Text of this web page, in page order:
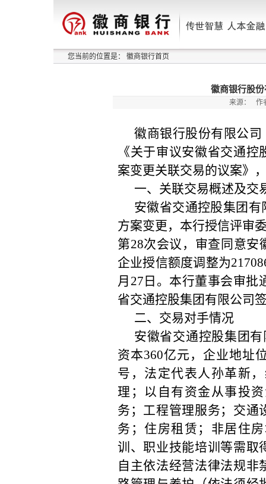
您当前的位置是： 徽商银行首页
徽商银行股
来源： 作